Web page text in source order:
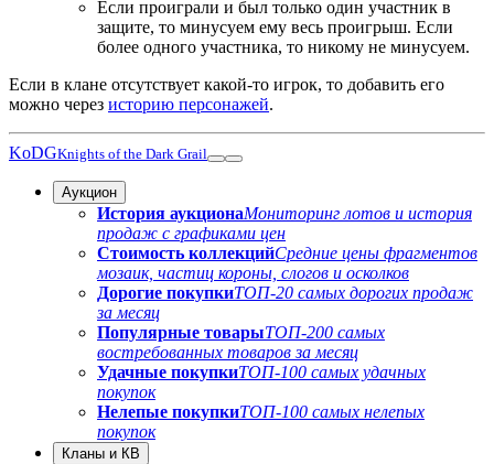
Если проиграли и был только один участник в
защите, то минусуем ему весь проигрыш. Если
более одного участника, то никому не минусуем.
Если в клане отсутствует какой-то игрок, то добавить его
можно через историю персонажей.
KoDGKnights of the Dark Grail
Аукцион
История аукционаМониторинг лотов и история
продаж с графиками цен
Стоимость коллекцийСредние цены фрагментов
мозаик, частиц короны, слогов и осколков
Дорогие покупкиТОП-20 самых дорогих продаж
за месяц
Популярные товарыТОП-200 самых
востребованных товаров за месяц
Удачные покупкиТОП-100 самых удачных
покупок
Нелепые покупкиТОП-100 самых нелепых
покупок
Кланы и КВ